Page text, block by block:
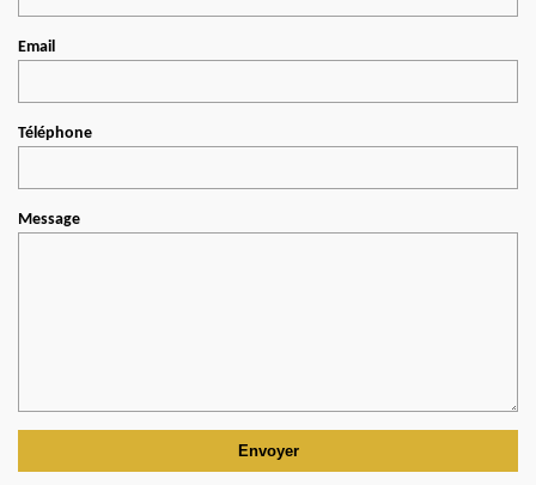
Email
Téléphone
Message